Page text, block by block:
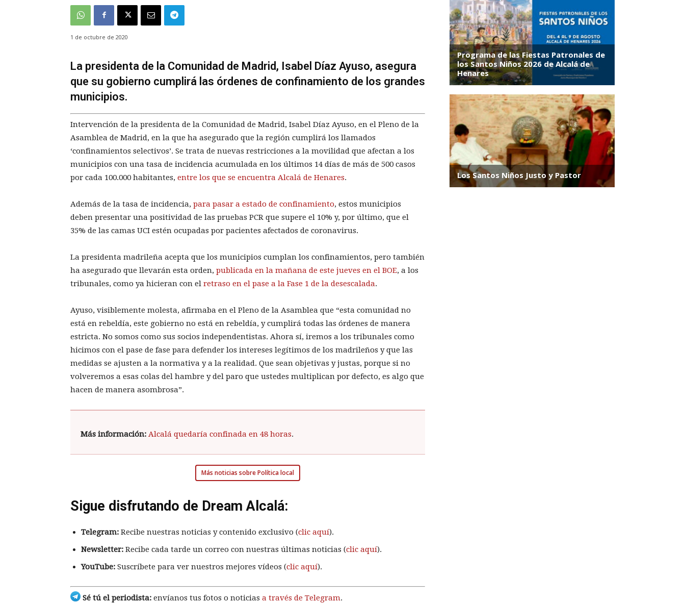
1 de octubre de 2020
La presidenta de la Comunidad de Madrid, Isabel Díaz Ayuso, asegura
que su gobierno cumplirá las órdenes de confinamiento de los grandes
municipios.
Intervención de la presidenta de la Comunidad de Madrid, Isabel Díaz Ayuso, en el Pleno de la
Asamblea de Madrid, en la que ha asegurado que la región cumplirá los llamados
‘confinamientos selectivos’. Se trata de nuevas restricciones a la movilidad que afectan a los
municipios con una tasa de incidencia acumulada en los últimos 14 días de más de 500 casos
por cada 100.000 habitantes, entre los que se encuentra Alcalá de Henares.
Además de la tasa de incidencia, para pasar a estado de confinamiento, estos municipios
deben presentar una positividad de las pruebas PCR que supere el 10% y, por último, que el
35% de las camas UCI estén ocupadas por pacientes afectados de coronavirus.
La presidenta madrileña acepta que los municipios cumplan los confinamientos, pero también
ha asegurado que llevarán esta orden, publicada en la mañana de este jueves en el BOE, a los
tribunales, como ya hicieran con el retraso en el pase a la Fase 1 de la desescalada.
Ayuso, visiblemente molesta, afirmaba en el Pleno de la Asamblea que “esta comunidad no
está en rebeldía, este gobierno no está en rebeldía, y cumplirá todas las órdenes de manera
estricta. No somos como sus socios independentistas. Ahora sí, iremos a los tribunales como
hicimos con el pase de fase para defender los intereses legítimos de los madrileños y que las
medidas se ajusten a la normativa y a la realidad. Que sean objetivas y justas, porque si no
volveremos a esas colas del hambre y del paro que ustedes multiplican por defecto, es algo que
hacen de manera asombrosa”.
Más información: Alcalá quedaría confinada en 48 horas.
Más noticias sobre Política local
Sigue disfrutando de Dream Alcalá:
Telegram: Recibe nuestras noticias y contenido exclusivo (clic aquí).
Newsletter: Recibe cada tarde un correo con nuestras últimas noticias (clic aquí).
YouTube: Suscríbete para ver nuestros mejores vídeos (clic aquí).
Sé tú el periodista: envíanos tus fotos o noticias a través de Telegram.